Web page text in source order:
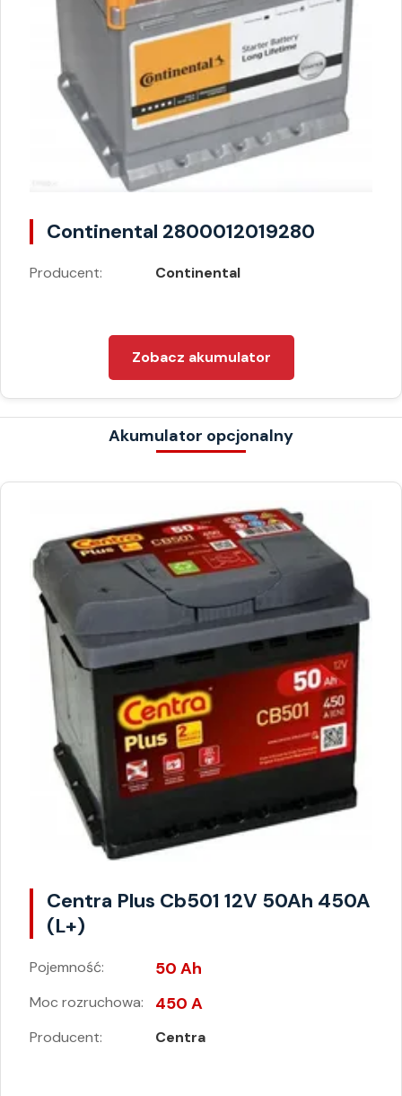
Continental 2800012019280
Producent: Continental
Zobacz akumulator
Akumulator opcjonalny
Centra Plus Cb501 12V 50Ah 450A
(L+)
Pojemność: 50 Ah
Moc rozruchowa: 450 A
Producent: Centra